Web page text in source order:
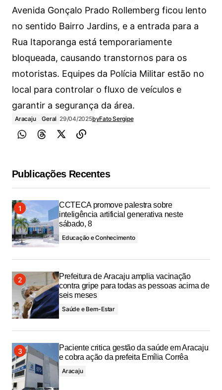
Avenida Gonçalo Prado Rollemberg ficou lento
no sentido Bairro Jardins, e a entrada para a
Rua Itaporanga está temporariamente
bloqueada, causando transtornos para os
motoristas. Equipes da Polícia Militar estão no
local para controlar o fluxo de veículos e
garantir a segurança da área.
Aracaju Geral 29/04/2025byFato Sergipe
Publicações Recentes
CCTECA promove palestra sobre
inteligência artificial generativa neste
sábado, 8
Educação e Conhecimento
Prefeitura de Aracaju amplia vacinação
contra gripe para todas as pessoas acima de
seis meses
Saúde e Bem-Estar
Paciente critica gestão da saúde em Aracaju
e cobra ação da prefeita Emília Corrêa
Aracaju